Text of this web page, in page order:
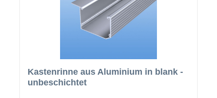
Kastenrinne aus Aluminium in blank -
unbeschichtet